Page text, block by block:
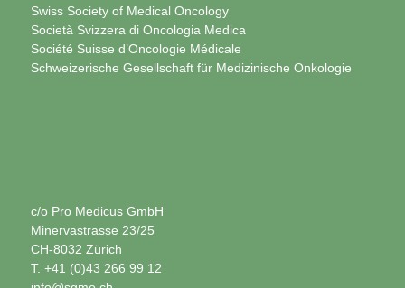
Swiss Society of Medical Oncology
Società Svizzera di Oncologia Medica
Société Suisse d’Oncologie Médicale
Schweizerische Gesellschaft für Medizinische Onkologie
c/o Pro Medicus GmbH
Minervastrasse 23/25
CH-8032 Zürich
T. +41 (0)43 266 99 12